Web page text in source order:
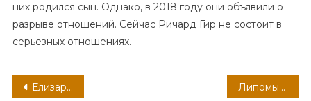
них родился сын. Однако, в 2018 году они объявили о
разрыве отношений. Сейчас Ричард Гир не состоит в
серьезных отношениях.
Навигация
Елизаров Михаил — биография, детство, историческая роль и достижения Липомы в органах ЖКТ: симптомы и методы лечение